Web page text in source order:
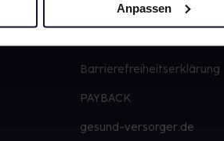
Anpassen
Karriere
Barrierefreiheitserklärung
PAYBACK
gesund-versorger.de